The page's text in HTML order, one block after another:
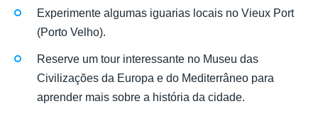
Experimente algumas iguarias locais no Vieux Port
(Porto Velho).
Reserve um tour interessante no Museu das
Civilizações da Europa e do Mediterrâneo para
aprender mais sobre a história da cidade.